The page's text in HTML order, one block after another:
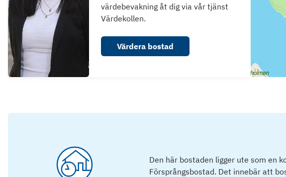
värdebevakning åt dig via vår tjänst
Värdekollen.
Värdera bostad
Den här bostaden ligger ute som en
Försprångsbostad. Det innebär att